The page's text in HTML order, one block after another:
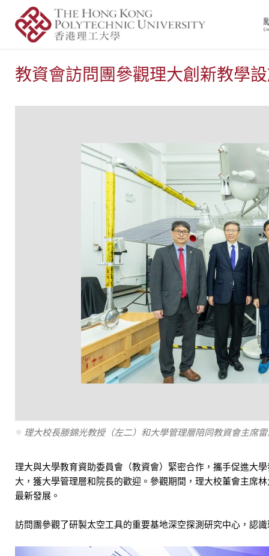
教資會訪問團參觀理大創新教學
理大校長滕錦光教授（左二）和大學管理層陪同教資會主席
理大與大學教育資助委員會（教資會）緊密合作，攜手促進大
大，獲大學管理層和院長的歡迎。參觀期間，理大校董會主席
最新發展。
訪問團參觀了研製太空工具的重要基地深空探測研究中心，認